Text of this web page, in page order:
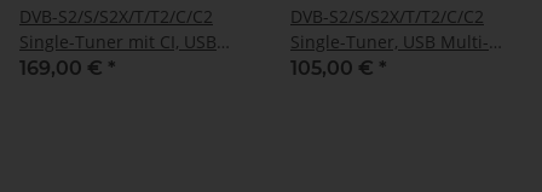
DVB-S2/S/S2X/T/T2/C/C2
Single-Tuner mit CI, USB
Multituner Empfangsbox,
169,00 € *
DVB-S2/S/S2X/T/T2/C/C2
Single-Tuner, USB Multi-
standard-tuner
105,00 € *